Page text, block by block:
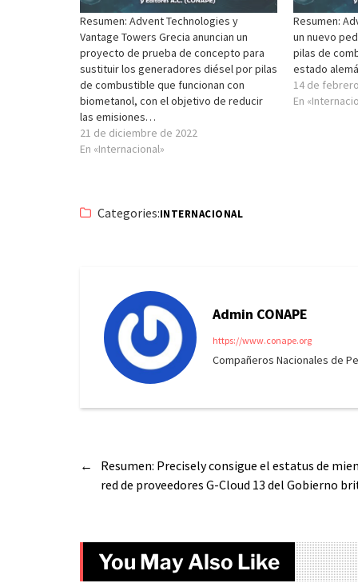
Resumen: Advent Technologies y
Vantage Towers Grecia anuncian un
proyecto de prueba de concepto para
sustituir los generadores diésel por pilas
de combustible que funcionan con
biometanol, con el objetivo de reducir
las emisiones…
21 de diciembre de 2022
En «Internacional»
Resumen:
un nuevo
pilas de
estado
14 de
En
Categories:INTERNACIONAL
Admin CONAPE
https://www.conape.org
Compañeros Nacionales de
←
Resumen: Precisely consigue el estatus de
red de proveedores G-Cloud 13 del Gobierno
You May Also Like